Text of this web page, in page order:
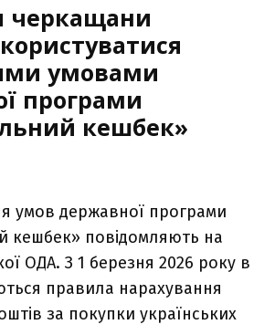
черкащани
умовами
програми
кешбек»
умов державної програми
кешбек» повідомляють на
ОДА. З 1 березня 2026 року в
правила нарахування
за покупки українських